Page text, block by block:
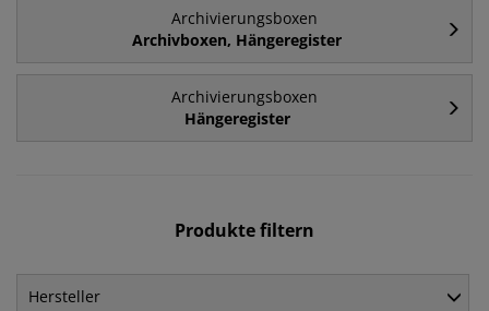
Archivierungsboxen
Archivboxen, Hängeregister
Archivierungsboxen
Hängeregister
Produkte filtern
Hersteller